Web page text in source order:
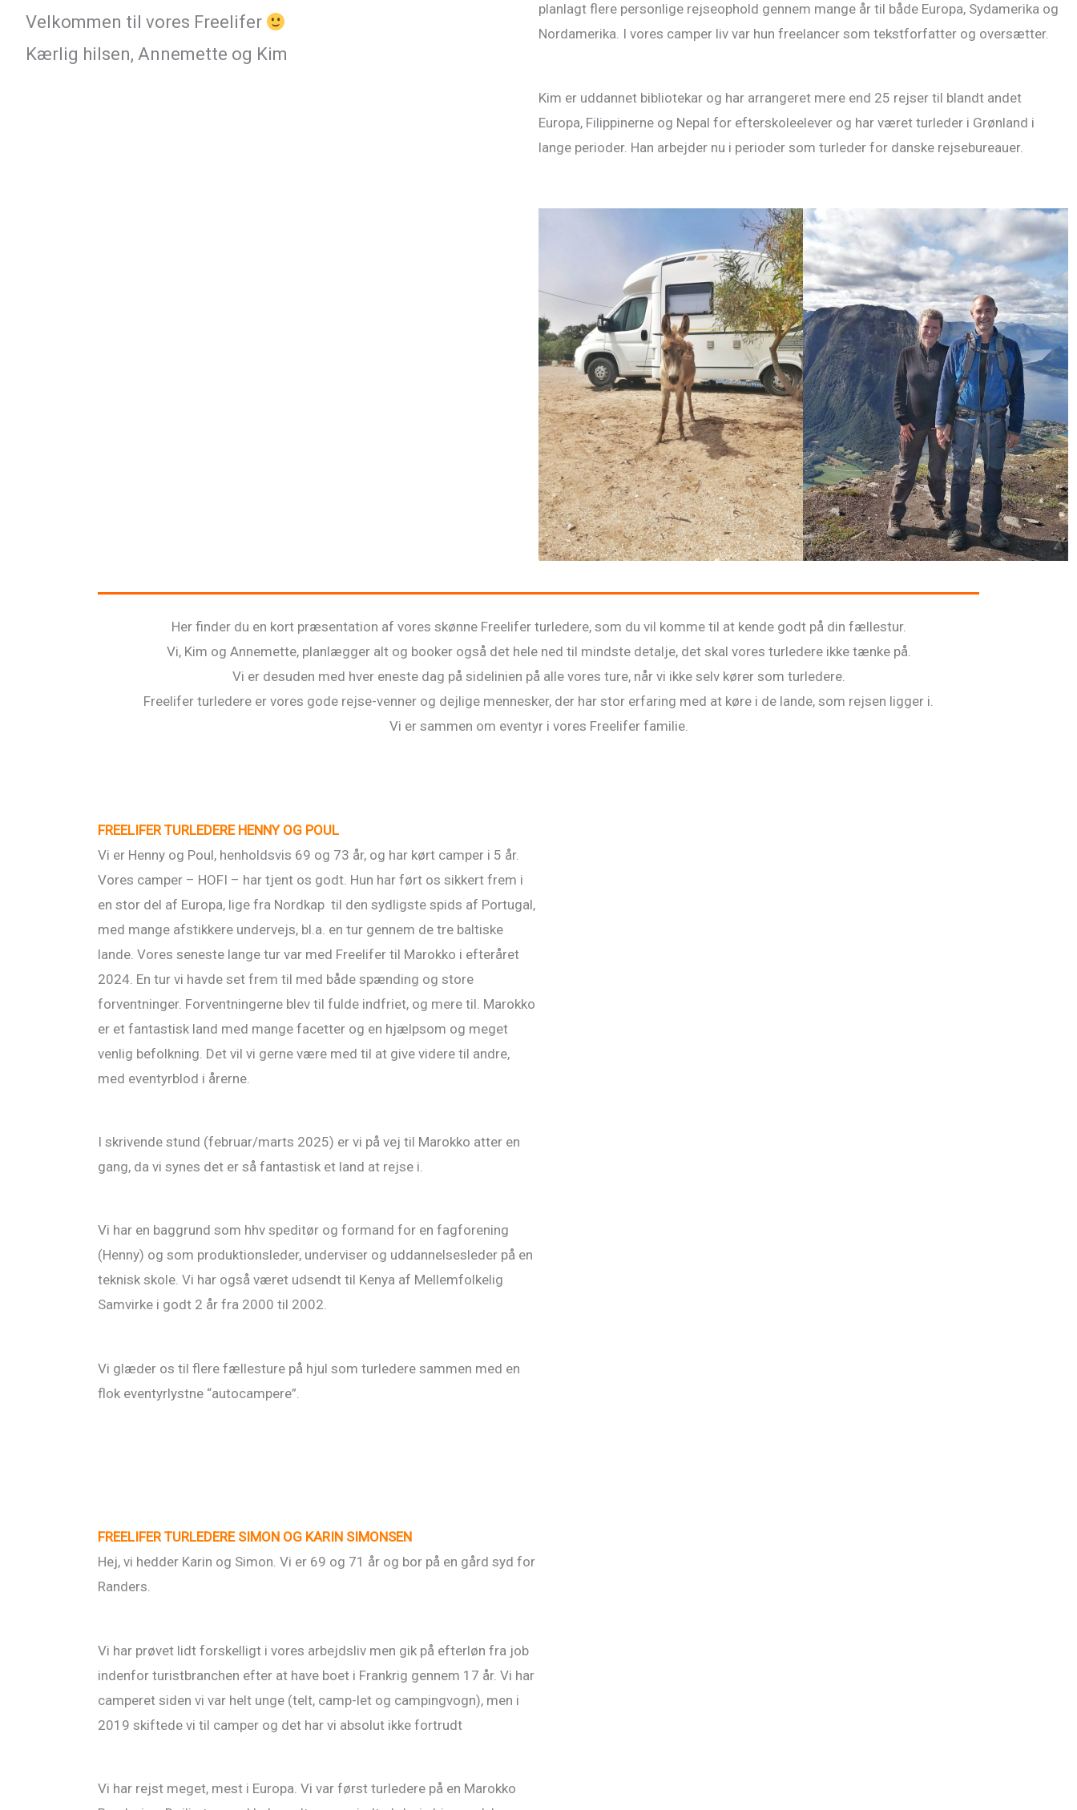
Velkommen til vores Freelifer
Kærlig hilsen, Annemette og Kim
planlagt flere personlige rejseophold gennem mange år til både Europa, Sydamerika og
Nordamerika. I vores camper liv var hun freelancer som tekstforfatter og oversætter.
Kim er uddannet bibliotekar og har arrangeret mere end 25 rejser til blandt andet
Europa, Filippinerne og Nepal for efterskoleelever og har været turleder i Grønland i
lange perioder. Han arbejder nu i perioder som turleder for danske rejsebureauer.
Her finder du en kort præsentation af vores skønne Freelifer turledere, som du vil komme til at kende godt på din fællestur.
Vi, Kim og Annemette, planlægger alt og booker også det hele ned til mindste detalje, det skal vores turledere ikke tænke på.
Vi er desuden med hver eneste dag på sidelinien på alle vores ture, når vi ikke selv kører som turledere.
Freelifer turledere er vores gode rejse-venner og dejlige mennesker, der har stor erfaring med at køre i de lande, som rejsen ligger i.
Vi er sammen om eventyr i vores Freelifer familie.
FREELIFER TURLEDERE HENNY OG POUL
Vi er Henny og Poul, henholdsvis 69 og 73 år, og har kørt camper i 5 år.
Vores camper – HOFI – har tjent os godt. Hun har ført os sikkert frem i
en stor del af Europa, lige fra Nordkap til den sydligste spids af Portugal,
med mange afstikkere undervejs, bl.a. en tur gennem de tre baltiske
lande. Vores seneste lange tur var med Freelifer til Marokko i efteråret
2024. En tur vi havde set frem til med både spænding og store
forventninger. Forventningerne blev til fulde indfriet, og mere til. Marokko
er et fantastisk land med mange facetter og en hjælpsom og meget
venlig befolkning. Det vil vi gerne være med til at give videre til andre,
med eventyrblod i årerne.
I skrivende stund (februar/marts 2025) er vi på vej til Marokko atter en
gang, da vi synes det er så fantastisk et land at rejse i.
Vi har en baggrund som hhv speditør og formand for en fagforening
(Henny) og som produktionsleder, underviser og uddannelsesleder på en
teknisk skole. Vi har også været udsendt til Kenya af Mellemfolkelig
Samvirke i godt 2 år fra 2000 til 2002.
Vi glæder os til flere fællesture på hjul som turledere sammen med en
flok eventyrlystne “autocampere”.
FREELIFER TURLEDERE SIMON OG KARIN SIMONSEN
Hej, vi hedder Karin og Simon. Vi er 69 og 71 år og bor på en gård syd for
Randers.
Vi har prøvet lidt forskelligt i vores arbejdsliv men gik på efterløn fra job
indenfor turistbranchen efter at have boet i Frankrig gennem 17 år. Vi har
camperet siden vi var helt unge (telt, camp-let og campingvogn), men i
2019 skiftede vi til camper og det har vi absolut ikke fortrudt
Vi har rejst meget, mest i Europa. Vi var først turledere på en Marokko